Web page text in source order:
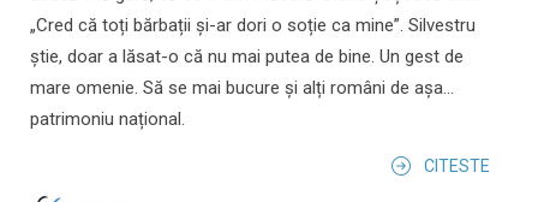
„Cred că toți bărbații și-ar dori o soție ca mine”. Silvestru
știe, doar a lăsat-o că nu mai putea de bine. Un gest de
mare omenie. Să se mai bucure și alți români de așa...
patrimoniu național.
CITESTE